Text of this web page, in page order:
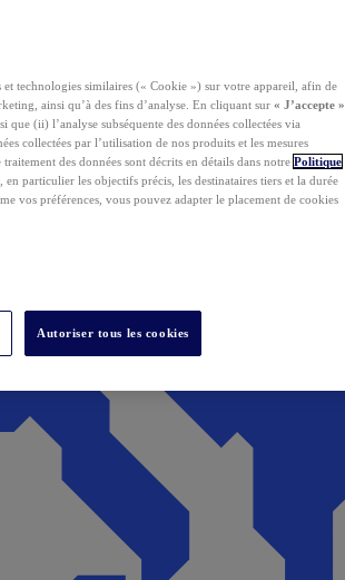
et technologies similaires (« Cookie ») sur votre appareil, afin de
ainsi qu’à des fins d’analyse. En cliquant sur « J’accepte »
(ii) l’analyse subséquente des données collectées via
collectées par l’utilisation de nos produits et les mesures
des données sont décrits en détails dans notre Politique
, en particulier les objectifs précis, les destinataires tiers et la durée
vos préférences, vous pouvez adapter le placement de cookies
Autoriser tous les cookies